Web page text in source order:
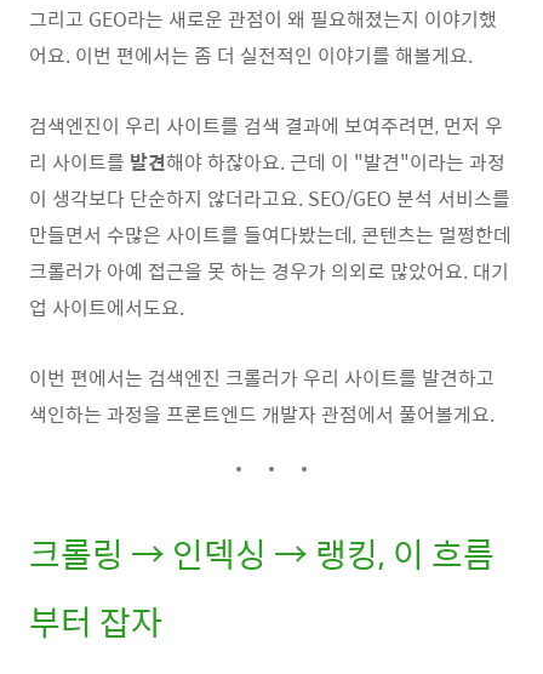
그리고 GEO라는 새로운 관점이 왜 필요해졌는지 이야기했
어요. 이번 편에서는 좀 더 실전적인 이야기를 해볼게요.
검색엔진이 우리 사이트를 검색 결과에 보여주려면, 먼저 우
리 사이트를 발견해야 하잖아요. 근데 이 "발견"이라는 과정
이 생각보다 단순하지 않더라고요. SEO/GEO 분석 서비스를
만들면서 수많은 사이트를 들여다봤는데, 콘텐츠는 멀쩡한데
크롤러가 아예 접근을 못 하는 경우가 의외로 많았어요. 대기
업 사이트에서도요.
이번 편에서는 검색엔진 크롤러가 우리 사이트를 발견하고
색인하는 과정을 프론트엔드 개발자 관점에서 풀어볼게요.
크롤링 → 인덱싱 → 랭킹, 이 흐름
부터 잡자